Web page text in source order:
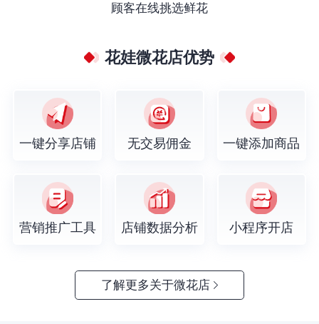
顾客在线挑选鲜花
花娃微花店优势
一键分享店铺 无交易佣金 一键添加商品
营销推广工具 店铺数据分析 小程序开店
了解更多关于微花店